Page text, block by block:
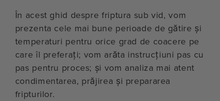
În acest ghid despre friptura sub vid, vom
prezenta cele mai bune perioade de gătire și
temperaturi pentru orice grad de coacere pe
care îl preferați; vom arăta instrucțiuni pas cu
pas pentru proces; și vom analiza mai atent
condimentarea, prăjirea și prepararea
fripturilor.